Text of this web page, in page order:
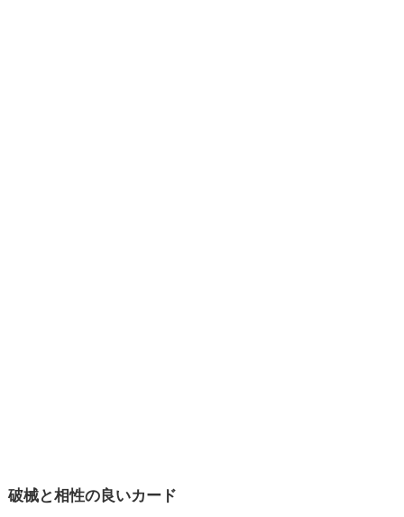
破械と相性の良いカード